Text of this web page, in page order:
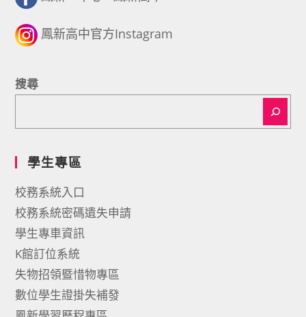
鳳新高中官方Instagram
搜尋
學生專區
校務系統入口
校務系統密碼遺失申請
學生專車資訊
K館訂位系統
失物招領暨惜物專區
數位學生證掛失補發